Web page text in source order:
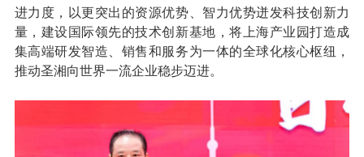
进力度，以更突出的资源优势、智力优势迸发科技创新力
量，建设国际领先的技术创新基地，将上海产业园打造成
集高端研发智造、销售和服务为一体的全球化核心枢纽，
推动圣湘向世界一流企业稳步迈进。